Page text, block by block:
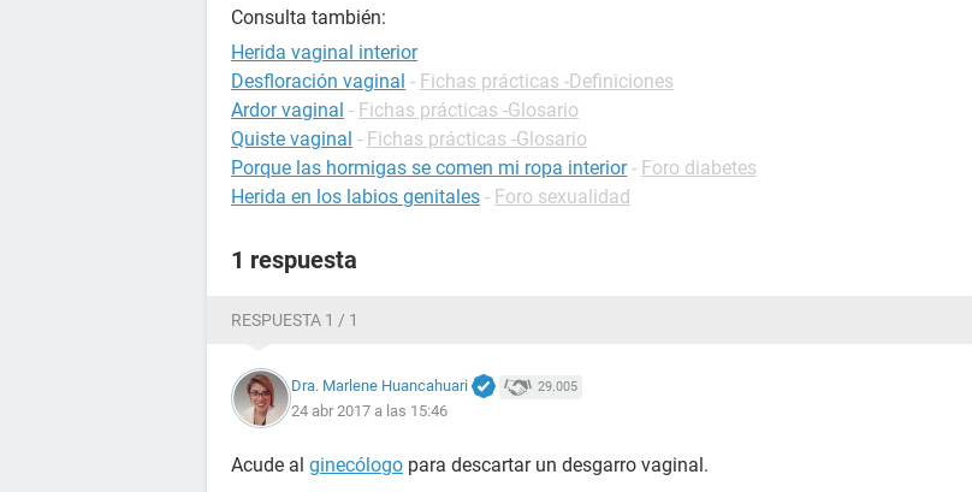
Consulta también:
Herida vaginal interior
Desfloración vaginal - Fichas prácticas -Definiciones
Ardor vaginal - Fichas prácticas -Glosario
Quiste vaginal - Fichas prácticas -Glosario
Porque las hormigas se comen mi ropa interior - Foro diabetes
Herida en los labios genitales - Foro sexualidad
1 respuesta
RESPUESTA 1 / 1
Dra. Marlene Huancahuari 29.005
24 abr 2017 a las 15:46
Acude al ginecólogo para descartar un desgarro vaginal.